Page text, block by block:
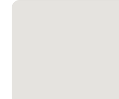
Mapa de Google